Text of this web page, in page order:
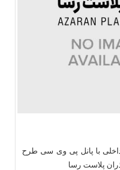
با پانل پی وی سی طرح
پلاست رسا